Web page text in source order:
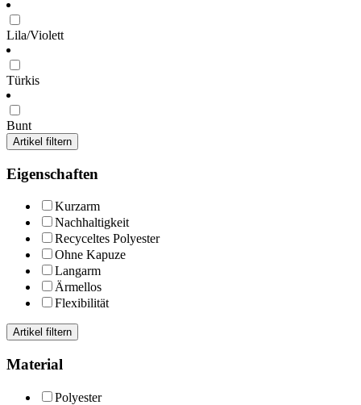
Lila/Violett
Türkis
Bunt
Artikel filtern
Eigenschaften
Kurzarm
Nachhaltigkeit
Recyceltes Polyester
Ohne Kapuze
Langarm
Ärmellos
Flexibilität
Artikel filtern
Material
Polyester